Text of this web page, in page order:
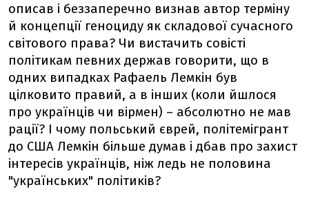
описав і беззаперечно визнав автор терміну
й концепції геноциду як складової сучасного
світового права? Чи вистачить совісті
політикам певних держав говорити, що в
одних випадках Рафаель Лемкін був
цілковито правий, а в інших (коли йшлося
про українців чи вірмен) – абсолютно не мав
рації? І чому польський єврей, політемігрант
до США Лемкін більше думав і дбав про захист
інтересів українців, ніж ледь не половина
"українських" політиків?